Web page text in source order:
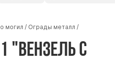
могил / Ограды металл /
"Вензель с